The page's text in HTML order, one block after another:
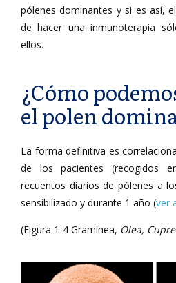
pólenes dominantes y si es así,
de hacer una inmunoterapia
ellos.
¿Cómo
el polen
La forma definitiva es
de los pacientes (recogidos
recuentos diarios de pólenes a
sensibilizado y durante 1 año (ver
(Figura 1-4 Gramínea, Olea,